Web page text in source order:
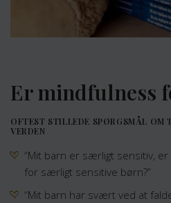
Er mindfulness
OFTEST STILLEDE SPØRGSMÅL OM
VERDEN
“Mit barn er særligt sensitiv,
for særligt sensitive børn?”
“Mit barn har svært ved at